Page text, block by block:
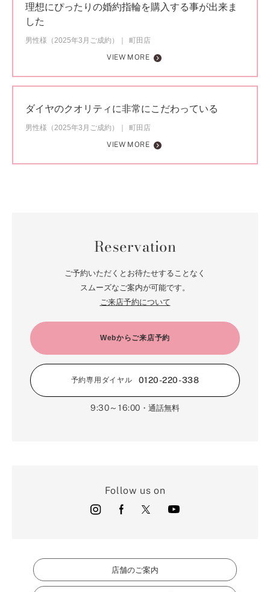
理想にぴったりの婚約指輪を購入する事が出来ま
した
男性様（2025年3月ご成約）
町田店
VIEW MORE
ダイヤのクオリティに非常にこだわっている
男性様（2025年3月ご成約）
町田店
VIEW MORE
Reservation
ご予約いただくとお待たせすることなく
スムーズなご案内が可能です。
ご来店予約について
Webからご来店予約
予約専用ダイヤル 0120-220-338
9:30～16:00 ・通話無料
Follow us on
店舗のご案内